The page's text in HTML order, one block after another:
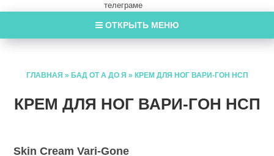
телеграме
ОТКРЫТЬ МЕНЮ
ГЛАВНАЯ » БАД ОТ А ДО Я » КРЕМ ДЛЯ НОГ ВАРИ-ГОН НСП
КРЕМ ДЛЯ НОГ ВАРИ-ГОН НСП
Skin Cream Vari-Gone